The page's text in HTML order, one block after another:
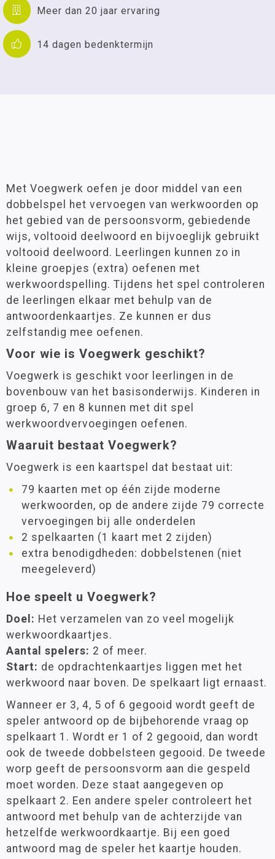
Meer dan 20 jaar ervaring
14 dagen bedenktermijn
Met Voegwerk oefen je door middel van een
dobbelspel het vervoegen van werkwoorden op
het gebied van de persoonsvorm, gebiedende
wijs, voltooid deelwoord en bijvoeglijk gebruikt
voltooid deelwoord. Leerlingen kunnen zo in
kleine groepjes (extra) oefenen met
werkwoordspelling. Tijdens het spel controleren
de leerlingen elkaar met behulp van de
antwoordenkaartjes. Ze kunnen er dus
zelfstandig mee oefenen.
Voor wie is Voegwerk geschikt?
Voegwerk is geschikt voor leerlingen in de
bovenbouw van het basisonderwijs. Kinderen in
groep 6, 7 en 8 kunnen met dit spel
werkwoordvervoegingen oefenen.
Waaruit bestaat Voegwerk?
Voegwerk is een kaartspel dat bestaat uit:
79 kaarten met op één zijde moderne
werkwoorden, op de andere zijde 79 correcte
vervoegingen bij alle onderdelen
2 spelkaarten (1 kaart met 2 zijden)
extra benodigdheden: dobbelstenen (niet
meegeleverd)
Hoe speelt u Voegwerk?
Doel: Het verzamelen van zo veel mogelijk
werkwoordkaartjes.
Aantal spelers: 2 of meer.
Start: de opdrachtenkaartjes liggen met het
werkwoord naar boven. De spelkaart ligt ernaast.
Wanneer er 3, 4, 5 of 6 gegooid wordt geeft de
speler antwoord op de bijbehorende vraag op
spelkaart 1. Wordt er 1 of 2 gegooid, dan wordt
ook de tweede dobbelsteen gegooid. De tweede
worp geeft de persoonsvorm aan die gespeld
moet worden. Deze staat aangegeven op
spelkaart 2. Een andere speler controleert het
antwoord met behulp van de achterzijde van
hetzelfde werkwoordkaartje. Bij een goed
antwoord mag de speler het kaartje houden.